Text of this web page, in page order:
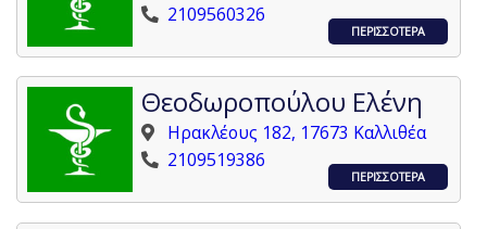
2109560326
ΠΕΡΙΣΣΟΤΕΡΑ
Θεοδωροπούλου Ελένη
Ηρακλέους 182, 17673 Καλλιθέα
2109519386
ΠΕΡΙΣΣΟΤΕΡΑ